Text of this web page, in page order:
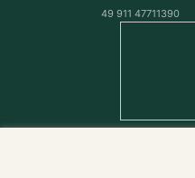
49 911 47711390